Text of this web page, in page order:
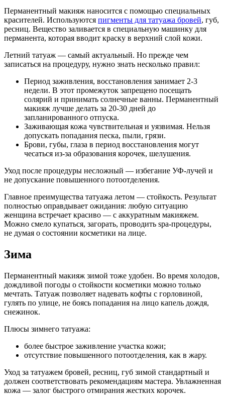
Перманентный макияж наносится с помощью специальных
красителей. Используются пигменты для татуажа бровей, губ,
ресниц. Вещество заливается в специальную машинку для
перманента, которая вводит краску в верхний слой кожи.
Летний татуаж — самый актуальный. Но прежде чем
записаться на процедуру, нужно знать несколько правил:
Период заживления, восстановления занимает 2-3
недели. В этот промежуток запрещено посещать
солярий и принимать солнечные ванны. Перманентный
макияж лучше делать за 20-30 дней до
запланированного отпуска.
Заживающая кожа чувствительная и уязвимая. Нельзя
допускать попадания песка, пыли, грязи.
Брови, губы, глаза в период восстановления могут
чесаться из-за образования корочек, шелушения.
Уход после процедуры несложный — избегание УФ-лучей и
не допускание повышенного потоотделения.
Главное преимущества татуажа летом — стойкость. Результат
полностью оправдывает ожидания: любую ситуацию
женщина встречает красиво — с аккуратным макияжем.
Можно смело купаться, загорать, проводить spa-процедуры,
не думая о состоянии косметики на лице.
Зима
Перманентный макияж зимой тоже удобен. Во время холодов,
дождливой погоды о стойкости косметики можно только
мечтать. Татуаж позволяет надевать кофты с горловиной,
гулять по улице, не боясь попадания на лицо капель дождя,
снежинок.
Плюсы зимнего татуажа:
более быстрое заживление участка кожи;
отсутствие повышенного потоотделения, как в жару.
Уход за татуажем бровей, ресниц, губ зимой стандартный и
должен соответствовать рекомендациям мастера. Увлажненная
кожа — залог быстрого отмирания жестких корочек.